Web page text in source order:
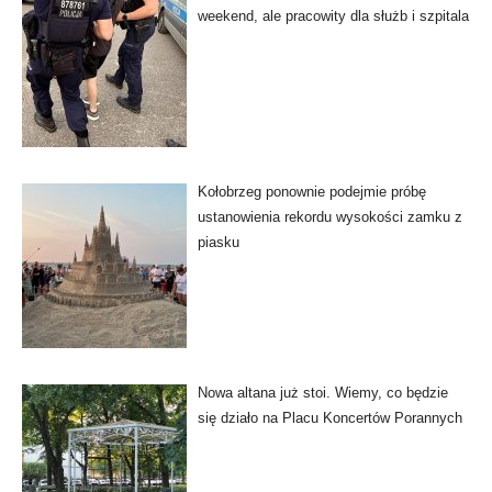
weekend, ale pracowity dla służb i szpitala
Kołobrzeg ponownie podejmie próbę
ustanowienia rekordu wysokości zamku z
piasku
Nowa altana już stoi. Wiemy, co będzie
się działo na Placu Koncertów Porannych